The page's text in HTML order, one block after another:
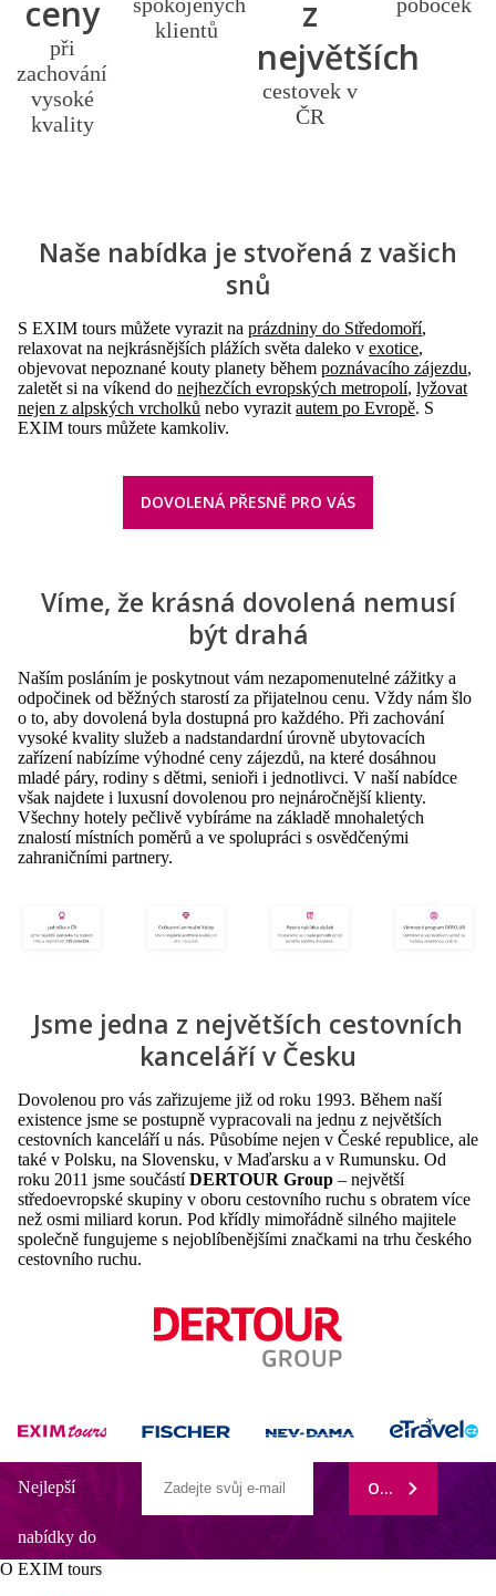
ceny
při
zachování
vysoké
kvality
klientů
z
největších
cestovek v
ČR
Naše nabídka je stvořená z vašich
snů
S EXIM tours můžete vyrazit na prázdniny do Středomoří,
relaxovat na nejkrásnějších plážích světa daleko v exotice,
objevovat nepoznané kouty planety během poznávacího zájezdu,
zaletět si na víkend do nejhezčích evropských metropolí, lyžovat
nejen z alpských vrcholků nebo vyrazit autem po Evropě. S
EXIM tours můžete kamkoliv.
DOVOLENÁ PŘESNĚ PRO VÁS
Víme, že krásná dovolená nemusí
být drahá
Naším posláním je poskytnout vám nezapomenutelné zážitky a
odpočinek od běžných starostí za přijatelnou cenu. Vždy nám šlo
o to, aby dovolená byla dostupná pro každého. Při zachování
vysoké kvality služeb a nadstandardní úrovně ubytovacích
zařízení nabízíme výhodné ceny zájezdů, na které dosáhnou
mladé páry, rodiny s dětmi, senioři i jednotlivci. V naší nabídce
však najdete i luxusní dovolenou pro nejnáročnější klienty.
Všechny hotely pečlivě vybíráme na základě mnohaletých
znalostí místních poměrů a ve spolupráci s osvědčenými
zahraničními partnery.
Jsme jedna z největších cestovních
kanceláří v Česku
Dovolenou pro vás zařizujeme již od roku 1993. Během naší
existence jsme se postupně vypracovali na jednu z největších
cestovních kanceláří u nás. Působíme nejen v České republice, ale
také v Polsku, na Slovensku, v Maďarsku a v Rumunsku. Od
roku 2011 jsme součástíDERTOUR Group – největší
středoevropské skupiny v oboru cestovního ruchu s obratem více
než osmi miliard korun. Pod křídly mimořádně silného majitele
společně fungujeme s nejoblíbenějšími značkami na trhu českého
cestovního ruchu.
Nejlepší
nabídky do
ODEBÍRAT
O EXIM tours